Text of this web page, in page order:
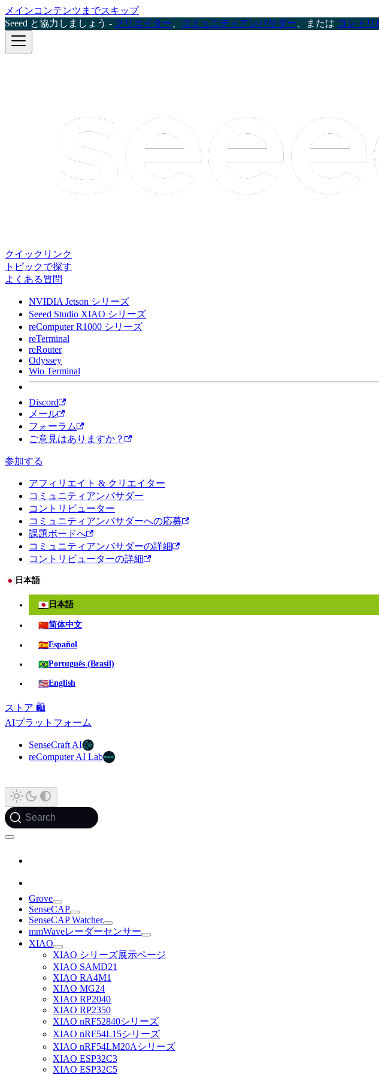
メインコンテンツまでスキップ
Seeed と協力しましょう - クリエイター コミュニティアンバサダー 、または コントリ
クイックリンク
トピックで探す
よくある質問
NVIDIA Jetson シリーズ
Seeed Studio XIAO シリーズ
reComputer R1000 シリーズ
reTerminal
reRouter
Odyssey
Wio Terminal
Discord
メール
フォーラム
ご意見はありますか？
参加する
アフィリエイト & クリエイター
コミュニティアンバサダー
コントリビューター
コミュニティアンバサダーへの応募
課題ボードへ
コミュニティアンバサダーの詳細
コントリビューターの詳細
🇯🇵 日本語
🇯🇵 日本語
🇨🇳简体中文
🇪🇸Español
🇧🇷Português (Brasil)
🇺🇸English
ストア 🛍️
AIプラットフォーム
SenseCraft AI
reComputer AI Lab
Search
Grove
SenseCAP
SenseCAP Watcher
mmWaveレーダーセンサー
XIAO
XIAO シリーズ展示ページ
XIAO SAMD21
XIAO RA4M1
XIAO MG24
XIAO RP2040
XIAO RP2350
XIAO nRF52840シリーズ
XIAO nRF54L15シリーズ
XIAO nRF54LM20Aシリーズ
XIAO ESP32C3
XIAO ESP32C5